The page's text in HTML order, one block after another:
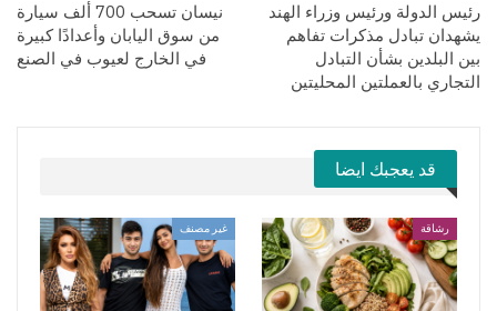
رئيس الدولة ورئيس وزراء الهند
يشهدان تبادل مذكرات تفاهم
بين البلدين بشأن التبادل
التجاري بالعملتين المحليتين
نيسان تسحب 700 ألف سيارة
من سوق اليابان وأعدادًا كبيرة
في الخارج لعيوب في الصنع
قد يعجبك ايضا
رشاقة غير مصنف